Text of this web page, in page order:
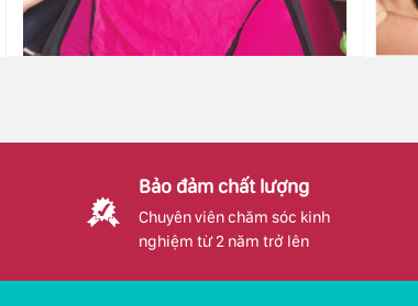
Bảo đảm chất lượng
Chuyên viên chăm sóc kinh
nghiệm từ 2 năm trở lên